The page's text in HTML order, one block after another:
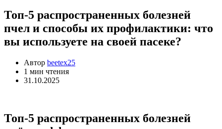
Топ-5 распространенных болезней
пчел и способы их профилактики: что
вы используете на своей пасеке?
Автор beetex25
Расчётное
время
1 мин чтения
31.10.2025
Топ-5 распространенных болезней